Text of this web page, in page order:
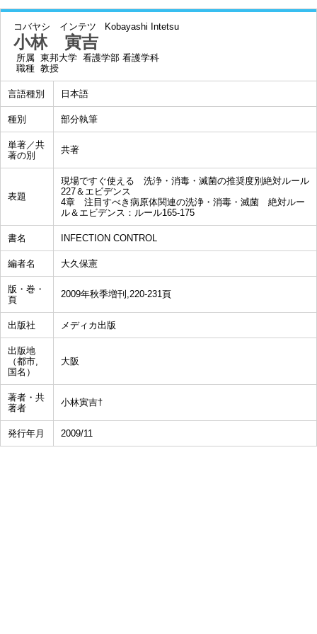
コバヤシ インテツ Kobayashi Intetsu
小林 寅吉
所属 東邦大学 看護学部 看護学科
職種 教授
言語種別 日本語
種別 部分執筆
単著／共
著の別
共著
表題
現場ですぐ使える 洗浄・消毒・滅菌の推奨度別絶対ルール
227＆エビデンス
4章 注目すべき病原体関連の洗浄・消毒・滅菌 絶対ルー
ル＆エビデンス：ルール165-175
書名 INFECTION CONTROL
編者名 大久保憲
版・巻・
頁
2009年秋季増刊,220-231頁
出版社 メディカ出版
出版地
（都市,
国名）
大阪
著者・共
著者
小林寅吉†
発行年月 2009/11